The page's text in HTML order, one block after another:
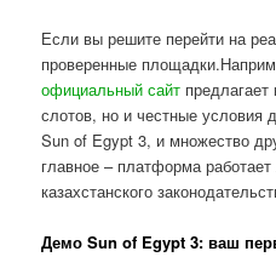
Если вы решите перейти на
проверенные
официальный сайт
слотов, но и честные условия
Sun of Egypt 3, и множество
главное – платформа
казахстанского
Демо Sun of Egypt 3: ваш